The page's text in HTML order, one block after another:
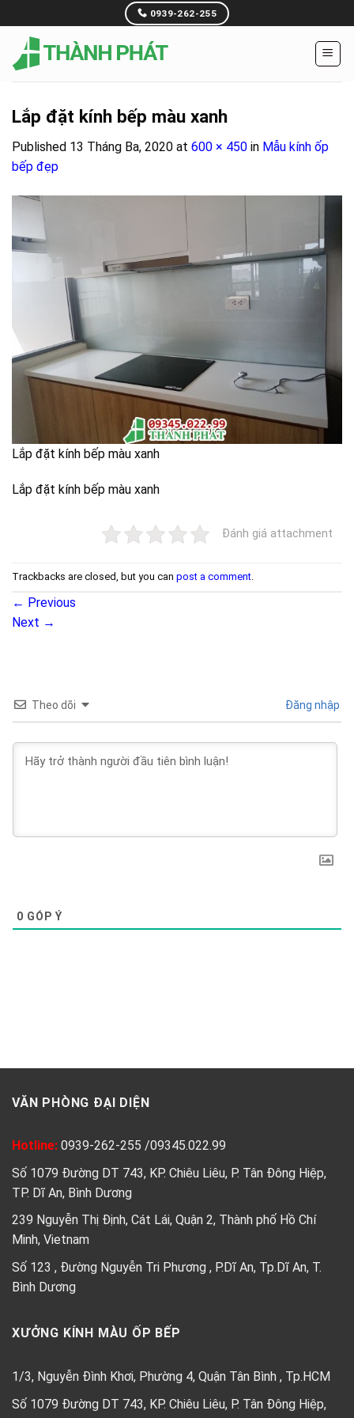
to
content
0939-262-255
Lắp đặt kính bếp màu xanh
Published 13 Tháng Ba, 2020 at 600 × 450 in Mẫu kính ốp
bếp đẹp
Lắp đặt kính bếp màu xanh
Lắp đặt kính bếp màu xanh
Đánh giá attachment
Trackbacks are closed, but you can post a comment
← Previous
Next →
Theo dõi Đăng nhập
0 GÓP Ý
VĂN PHÒNG ĐẠI DIỆN
Hotline: 0939-262-255 /09345.022.99
Số 1079 Đường DT 743, KP. Chiêu Liêu, P. Tân Đông Hiệp,
TP. Dĩ An, Bình Dương
239 Nguyễn Thị Định, Cát Lái, Quận 2, Thành phố Hồ Chí
Minh, Vietnam
Số 123 , Đường Nguyễn Tri Phương , P.Dĩ An, Tp.Dĩ An, T.
Bình Dương
XƯỞNG KÍNH MÀU ỐP BẾP
1/3, Nguyễn Đình Khơi, Phường 4, Quận Tân Bình , Tp.HCM
Số 1079 Đường DT 743, KP. Chiêu Liêu, P. Tân Đông Hiệp,